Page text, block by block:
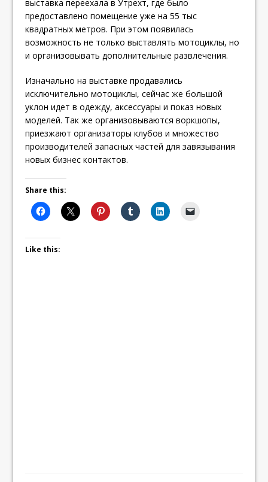
выставка переехала в Утрехт, где было
предоставлено помещение уже на 55 тыс
квадратных метров. При этом появилась
возможность не только выставлять мотоциклы, но
и организовывать дополнительные развлечения.
Изначально на выставке продавались
исключительно мотоциклы, сейчас же большой
уклон идет в одежду, аксессуары и показ новых
моделей. Так же организовываются воркшопы,
приезжают организаторы клубов и множество
производителей запасных частей для завязывания
новых бизнес контактов.
Share this:
Like this: